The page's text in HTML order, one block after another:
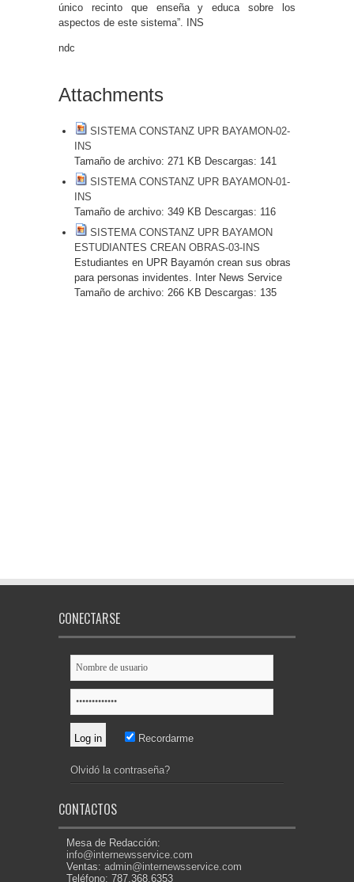
único recinto que enseña y educa sobre los
aspectos de este sistema”. INS
ndc
Attachments
SISTEMA CONSTANZ UPR BAYAMON-02-
INS
Tamaño de archivo: 271 KB Descargas: 141
SISTEMA CONSTANZ UPR BAYAMON-01-
INS
Tamaño de archivo: 349 KB Descargas: 116
SISTEMA CONSTANZ UPR BAYAMON
ESTUDIANTES CREAN OBRAS-03-INS
Estudiantes en UPR Bayamón crean sus obras
para personas invidentes. Inter News Service
Tamaño de archivo: 266 KB Descargas: 135
CONECTARSE
Recordarme
Olvidó la contraseña?
CONTACTOS
Mesa de Redacción:
info@internewsservice.com
Ventas: admin@internewsservice.com
Teléfono: 787.368.6353